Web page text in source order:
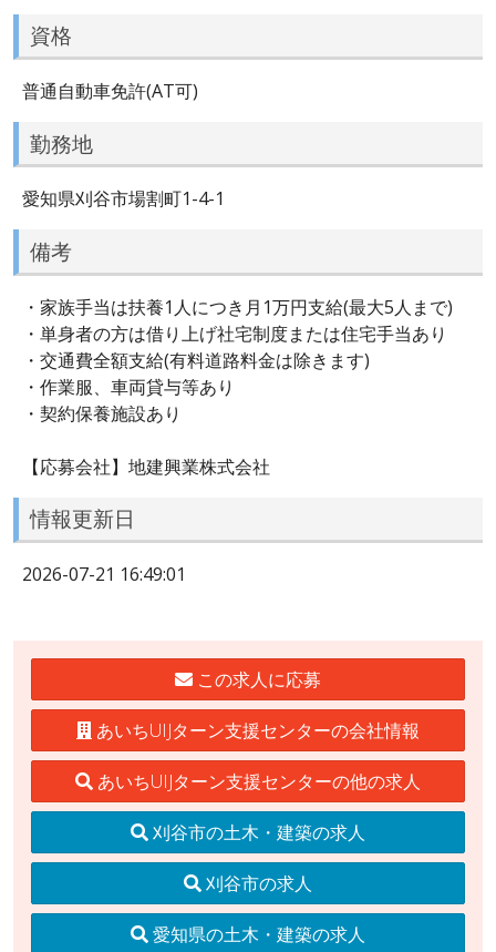
資格
普通自動車免許(AT可)
勤務地
愛知県刈谷市場割町1-4-1
備考
・家族手当は扶養1人につき月1万円支給(最大5人まで)
・単身者の方は借り上げ社宅制度または住宅手当あり
・交通費全額支給(有料道路料金は除きます)
・作業服、車両貸与等あり
・契約保養施設あり
【応募会社】地建興業株式会社
情報更新日
2026-07-21 16:49:01
この求人に応募
あいちUIJターン支援センターの会社情報
あいちUIJターン支援センターの他の求人
刈谷市の土木・建築の求人
刈谷市の求人
愛知県の土木・建築の求人